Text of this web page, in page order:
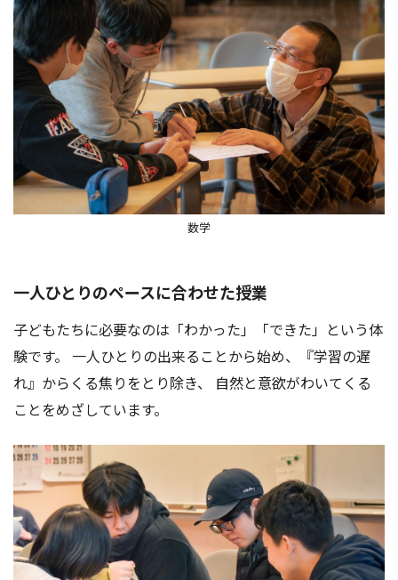
数学
一人ひとりのペースに合わせた授業
子どもたちに必要なのは「わかった」「できた」という体
験です。 一人ひとりの出来ることから始め、『学習の遅
れ』からくる焦りをとり除き、 自然と意欲がわいてくる
ことをめざしています。